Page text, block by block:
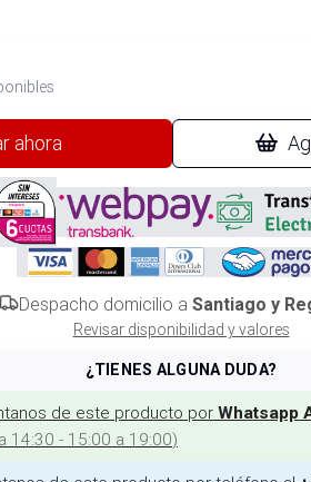
ahora
Despacho domicilio a Santiago y
Revisar disponibilidad y valores
¿TIENES ALGUNA DUDA?
de este producto por Whatsapp
14:30 - 15:00 a 19:00)